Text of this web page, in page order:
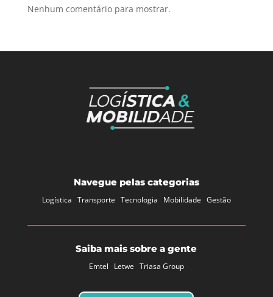
Nenhum comentário para mostrar.
Navegue pelas categorias
Logística Transporte Tecnologia Mobilidade Gestão
Saiba mais sobre a gente
Emtel Letwe Triasa Group